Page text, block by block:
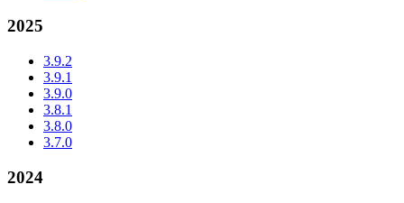
2025
3.9.2
3.9.1
3.9.0
3.8.1
3.8.0
3.7.0
2024